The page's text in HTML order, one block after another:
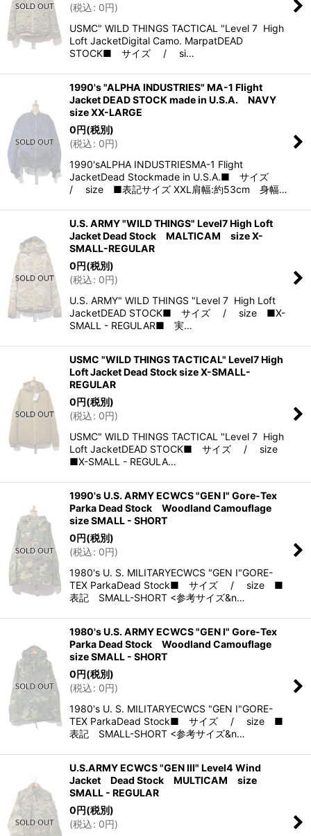
(税込: 0円)
USMC" WILD THINGS TACTICAL "Level 7 High
Loft JacketDigital Camo. MarpatDEAD
STOCK■ サイズ / si…
1990's "ALPHA INDUSTRIES" MA-1 Flight
Jacket DEAD STOCK made in U.S.A. NAVY
size XX-LARGE
0円(税別)
(税込: 0円)
1990'sALPHA INDUSTRIESMA-1 Flight
JacketDead Stockmade in U.S.A.■ サイズ
/ size ■表記サイズ XXL肩幅:約53cm 身幅…
U.S. ARMY "WILD THINGS" Level7 High Loft
Jacket Dead Stock MALTICAM size X-
SMALL-REGULAR
0円(税別)
(税込: 0円)
U.S. ARMY" WILD THINGS "Level 7 High Loft
JacketDEAD STOCK■ サイズ / size ■X-
SMALL - REGULAR■ 実…
USMC "WILD THINGS TACTICAL" Level7 High
Loft Jacket Dead Stock size X-SMALL-
REGULAR
0円(税別)
(税込: 0円)
USMC" WILD THINGS TACTICAL "Level 7 High
Loft JacketDEAD STOCK■ サイズ / size
■X-SMALL - REGULA…
1990's U.S. ARMY ECWCS "GEN I" Gore-Tex
Parka Dead Stock Woodland Camouflage
size SMALL - SHORT
0円(税別)
(税込: 0円)
1980's U. S. MILITARYECWCS "GEN I"GORE-
TEX ParkaDead Stock■ サイズ / size ■
表記 SMALL-SHORT <参考サイズ&n…
1980's U.S. ARMY ECWCS "GEN I" Gore-Tex
Parka Dead Stock Woodland Camouflage
size SMALL - SHORT
0円(税別)
(税込: 0円)
1980's U. S. MILITARYECWCS "GEN I"GORE-
TEX ParkaDead Stock■ サイズ / size ■
表記 SMALL-SHORT <参考サイズ&n…
U.S.ARMY ECWCS "GEN III" Level4 Wind
Jacket Dead Stock MULTICAM size
SMALL - REGULAR
0円(税別)
(税込: 0円)